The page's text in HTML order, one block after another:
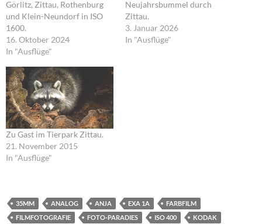
Görlitz, Zittau, Rothenburg
und Klein-Neundorf in ISO
1600.
16. Oktober 2024
In "Ausflüge"
Neujahrsbummel durch
Zittau.
3. Januar 2026
In "Ausflüge"
Zu Gast im Tierpark Zittau.
21. November 2015
In "Ausflüge"
35MM ANALOG ANJA EXA 1A
FARBFILM
FILMFOTOGRAFIE
FOTO-PARADIES ISO 400 KODAK